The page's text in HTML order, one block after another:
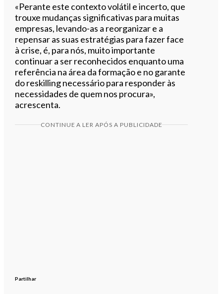
«Perante este contexto volátil e incerto, que
trouxe mudanças significativas para muitas
empresas, levando-as a reorganizar e a
repensar as suas estratégias para fazer face
à crise, é, para nós, muito importante
continuar a ser reconhecidos enquanto uma
referência na área da formação e no garante
do reskilling necessário para responder às
necessidades de quem nos procura»,
acrescenta.
CONTINUE A LER APÓS A PUBLICIDADE
Partilhar